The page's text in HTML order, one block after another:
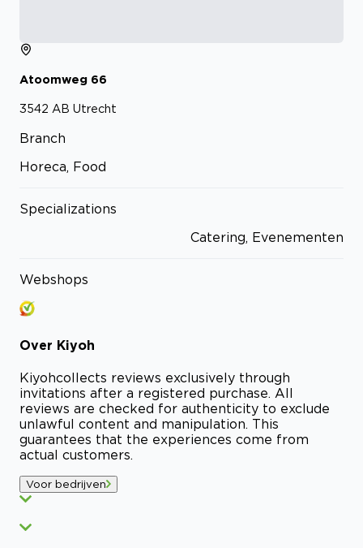
Atoomweg 66
3542 AB Utrecht
Branch
Horeca, Food
Specializations
Catering, Evenementen
Webshops
Over Kiyoh
Kiyohcollects reviews exclusively through
invitations after a registered purchase. All
reviews are checked for authenticity to exclude
unlawful content and manipulation. This
guarantees that the experiences come from
actual customers.
Voor bedrijven